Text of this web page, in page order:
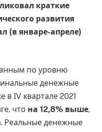
краткие
развития
(в январе-апреле)
по уровню
денежные
ІV квартале 2021
что на 12,8% выше,
Реальные денежные